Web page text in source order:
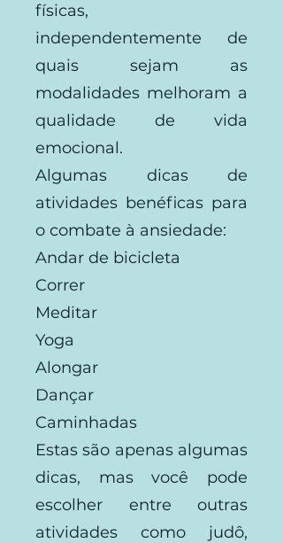
físicas,
independentemente de
quais sejam as
modalidades melhoram a
qualidade de vida
emocional.
Algumas dicas de
atividades benéficas para
o combate à ansiedade:
Andar de bicicleta
Correr
Meditar
Yoga
Alongar
Dançar
Caminhadas
Estas são apenas algumas
dicas, mas você pode
escolher entre outras
atividades como judô,